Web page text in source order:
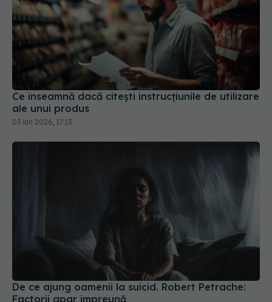
Ce înseamnă dacă citești instrucțiunile de utilizare
ale unui produs
03 ian 2026, 17:13
De ce ajung oamenii la suicid. Robert Petrache:
Factorii apar împreună